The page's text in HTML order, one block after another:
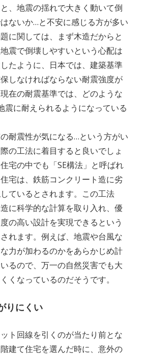
、地震の揺れで大きく動いて倒
ないか…と不安に感じる方が多い
に関しては、まず木造だからと
震で倒壊しやすいという心配は
たように、日本では、建築基準
しなければならない耐震強度が
在の耐震基準では、どのような
震に耐えられるようになっている
耐震性が気になる…という方がい
の工法に着目すると良いでしょ
宅の中でも「SE構法」と呼ばれ
宅は、鉄筋コンクリート造に劣
ているとされます。この工法
に科学的な計算を取り入れ、優
の高い設計を実現できるという
れます。例えば、地震や台風な
力が加わるのかをあらかじめ計
るので、万一の自然災害でも大
くなっているのだそうです。
りにくい
ト回線を引くのが当たり前とな
建て住宅を選んだ時に、意外の